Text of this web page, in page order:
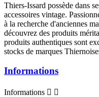
Thiers-Issard possède dans
accessoires vintage.
à la recherche d'anciennes
découvrez des produits
produits authentiques sont
stocks de marques
Informations
Informations  